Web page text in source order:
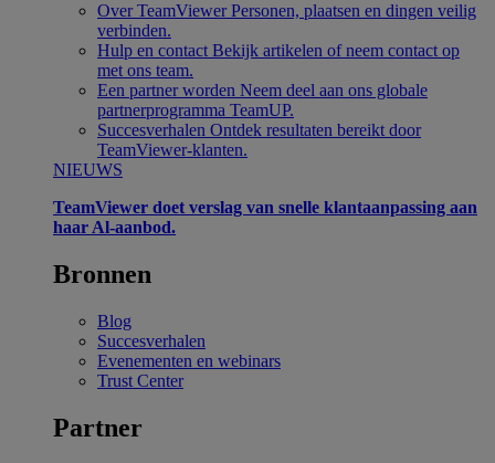
Over TeamViewer Personen, plaatsen en dingen veilig
verbinden.
Hulp en contact Bekijk artikelen of neem contact op
met ons team.
Een partner worden Neem deel aan ons globale
partnerprogramma TeamUP.
Succesverhalen Ontdek resultaten bereikt door
TeamViewer-klanten.
NIEUWS
TeamViewer doet verslag van snelle klantaanpassing aan
haar Al-aanbod.
Bronnen
Blog
Succesverhalen
Evenementen en webinars
Trust Center
Partner